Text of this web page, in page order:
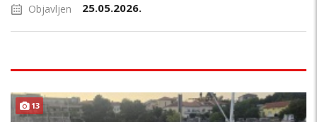
Objavljen 25.05.2026.
13